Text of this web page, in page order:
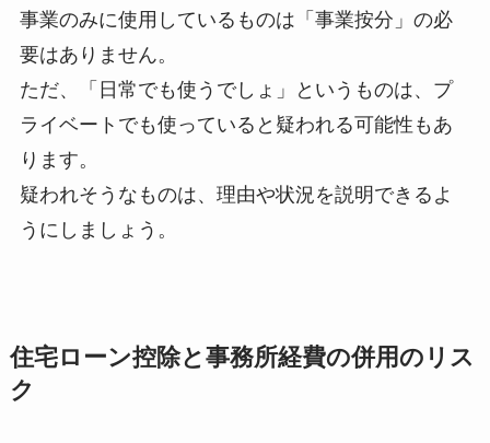
事業のみに使用しているものは「事業按分」の必
要はありません。
ただ、「日常でも使うでしょ」というものは、プ
ライベートでも使っていると疑われる可能性もあ
ります。
疑われそうなものは、理由や状況を説明できるよ
うにしましょう。
住宅ローン控除と事務所経費の併用のリス
ク